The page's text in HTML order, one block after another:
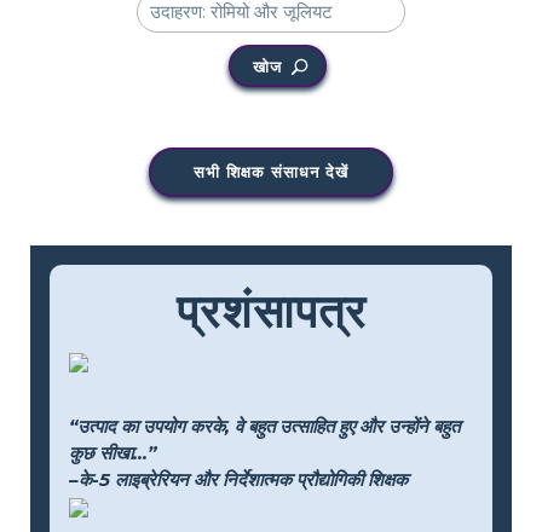
खोज
सभी शिक्षक संसाधन देखें
प्रशंसापत्र
“उत्पाद का उपयोग करके, वे बहुत उत्साहित हुए और उन्होंने बहुत
कुछ सीखा...”
–के-5 लाइब्रेरियन और निर्देशात्मक प्रौद्योगिकी शिक्षक